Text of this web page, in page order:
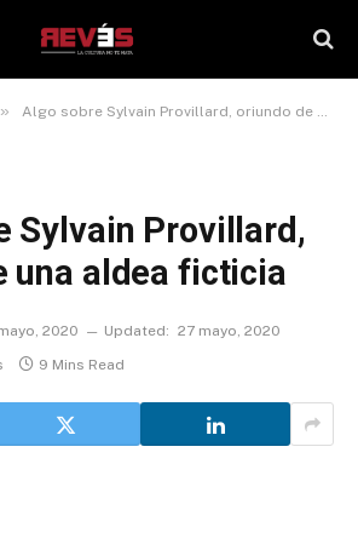
» Algo sobre Sylvain Provillard, oriundo de una aldea ficticia
Sylvain Provillard,
una aldea ficticia
2020 Updated: 27 mayo, 2020
9 Mins Read